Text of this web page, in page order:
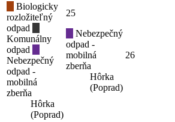
Biologicky
rozložiteľný
odpad
Komunálny
odpad
Nebezpečný
odpad -
mobilná
zberňa
Hôrka
(Poprad)
25
Nebezpečný
odpad -
mobilná
zberňa
Hôrka
(Poprad)
26